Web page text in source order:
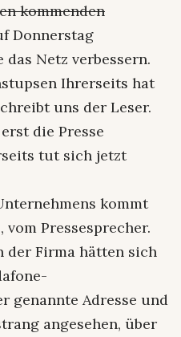
kommenden
Donnerstag
Netz verbessern.
Ihrerseits hat
uns der Leser.
die Presse
tut sich jetzt
kommt
Pressesprecher.
der Firma hätten sich
genannte Adresse und
angesehen, über